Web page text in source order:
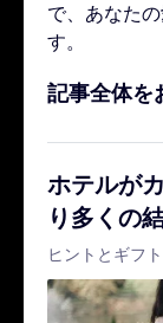
で、あなた
す。
記事全体を
ホテルが
り多くの
ヒントとギフト